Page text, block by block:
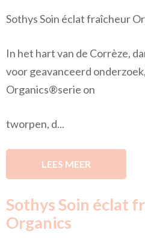
Sothys Soin éclat fraîcheur
In het hart van de Corrèze,
voor geavanceerd
Organics®serie on
tworpen, d...
LEES MEER
Sothys Soin éclat
Organics